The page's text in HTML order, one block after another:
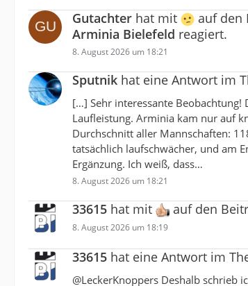
Gutachter hat mit auf den
Arminia Bielefeld reagiert.
8. August 2026 um 18:21
Sputnik hat eine Antwort im
[…] Sehr interessante Beobachtung!
Laufleistung. Arminia kam nur auf
Durchschnitt aller Mannschaften:
tatsächlich laufschwächer, und am
Ergänzung. Ich weiß, dass…
8. August 2026 um 18:21
33615 hat mit auf den
8. August 2026 um 18:19
33615 hat eine Antwort im
@LeckerKnoppers Deshalb schrieb